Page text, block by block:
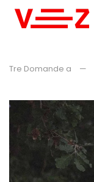
Tre Domande a